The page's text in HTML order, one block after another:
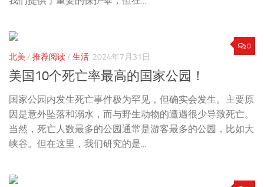
0
北美 / 推荐阅读/ 生活 2024年7月31日
美国10个死亡率最高的国家公园！
国家公园内发生死亡事件极为罕见，但确实会发生。主要原
因是意外坠落和溺水，而与野生动物的遭遇很少导致死亡。
当然，死亡人数最多的公园通常是游客最多的公园，比如大
峡谷。但在这里，我们研究的是...